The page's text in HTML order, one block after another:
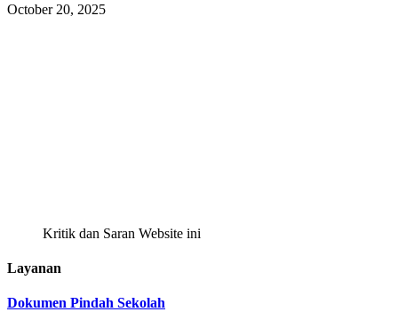
October 20, 2025
Kritik dan Saran Website ini
Layanan
Dokumen Pindah Sekolah